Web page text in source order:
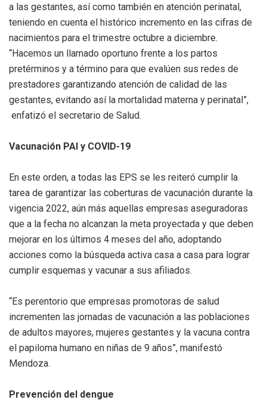
a las gestantes, así como también en atención perinatal,
teniendo en cuenta el histórico incremento en las cifras de
nacimientos para el trimestre octubre a diciembre.
“Hacemos un llamado oportuno frente a los partos
pretérminos y a término para que evalúen sus redes de
prestadores garantizando atención de calidad de las
gestantes, evitando así la mortalidad materna y perinatal”,
enfatizó el secretario de Salud.
Vacunación PAI y COVID-19
En este orden, a todas las EPS se les reiteró cumplir la
tarea de garantizar las coberturas de vacunación durante la
vigencia 2022, aún más aquellas empresas aseguradoras
que a la fecha no alcanzan la meta proyectada y que deben
mejorar en los últimos 4 meses del año, adoptando
acciones como la búsqueda activa casa a casa para lograr
cumplir esquemas y vacunar a sus afiliados.
“Es perentorio que empresas promotoras de salud
incrementen las jornadas de vacunación a las poblaciones
de adultos mayores, mujeres gestantes y la vacuna contra
el papiloma humano en niñas de 9 años”, manifestó
Mendoza.
Prevención del dengue